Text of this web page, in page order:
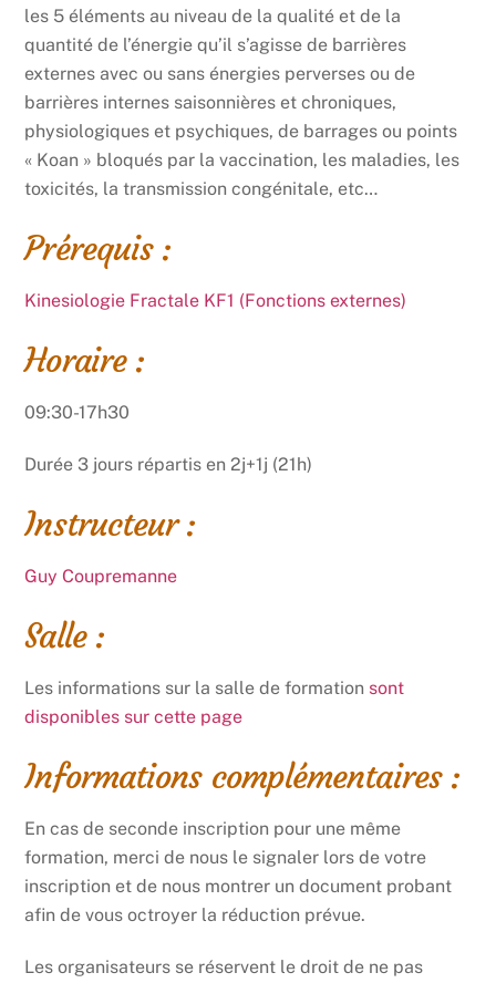
les 5 éléments au niveau de la qualité et de la
quantité de l’énergie qu’il s’agisse de barrières
externes avec ou sans énergies perverses ou de
barrières internes saisonnières et chroniques,
physiologiques et psychiques, de barrages ou points
« Koan » bloqués par la vaccination, les maladies, les
toxicités, la transmission congénitale, etc…
Prérequis :
Kinesiologie Fractale KF1 (Fonctions externes)
Horaire :
09:30-17h30
Durée 3 jours répartis en 2j+1j (21h)
Instructeur :
Guy Coupremanne
Salle :
Les informations sur la salle de formation sont
disponibles sur cette page
Informations complémentaires :
En cas de seconde inscription pour une même
formation, merci de nous le signaler lors de votre
inscription et de nous montrer un document probant
afin de vous octroyer la réduction prévue.
Les organisateurs se réservent le droit de ne pas